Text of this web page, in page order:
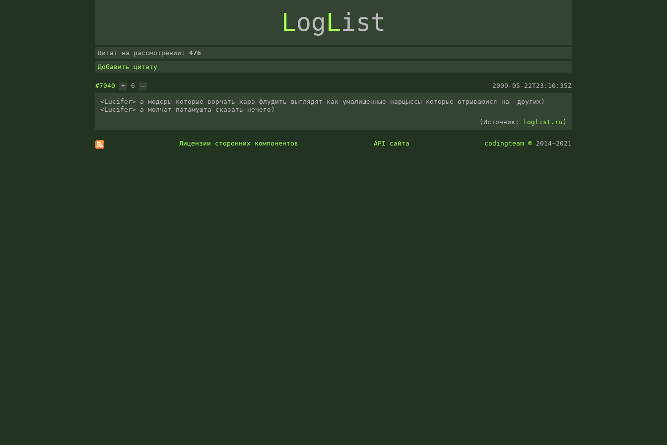
LogList
Цитат на рассмотрении: 476
Добавить цитату
#7040 + 6 – 2009-05-22T23:10:35Z
<Lucifer> а модеры которые ворчать харэ флудить выглядят как умалишенные нарцыссы которые отрываюися на  других)
<Lucifer> а молчат патамушта сказать нечего)
(Источник:
loglist.ru )
Лицензии сторонних компонентов API сайта codingteam©2014–2021